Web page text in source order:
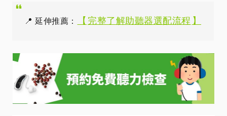
📍 延伸推薦： 【 完整了解助聽器選配流程 】